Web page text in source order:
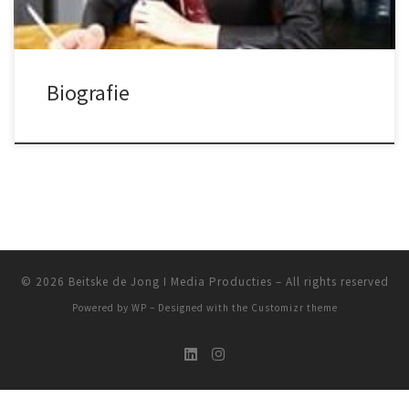
Biografie
© 2026 Beitske de Jong I Media Producties – All rights reserved
Powered by WP – Designed with the Customizr theme